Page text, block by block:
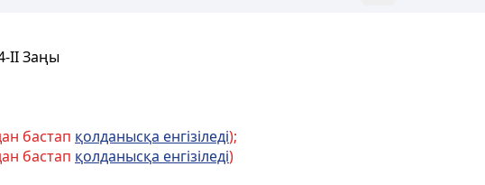
II Заңы
бастап қолданысқа енгізіледі);
бастап қолданысқа енгізіледі)